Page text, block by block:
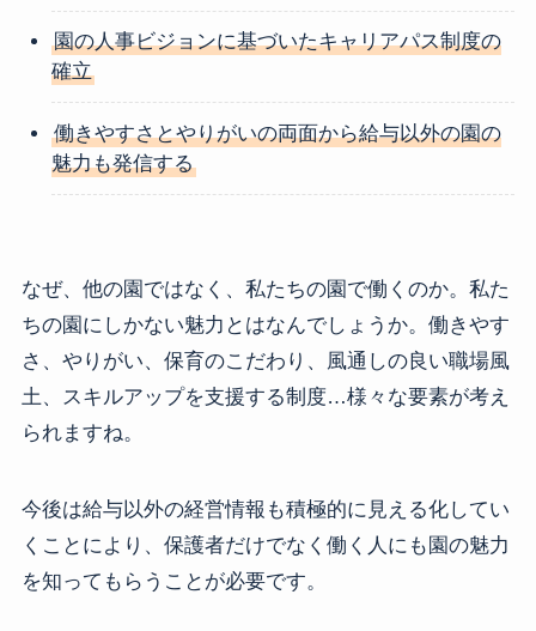
園の人事ビジョンに基づいたキャリアパス制度の
確立
働きやすさとやりがいの両面から給与以外の園の
魅力も発信する
なぜ、他の園ではなく、私たちの園で働くのか。私た
ちの園にしかない魅力とはなんでしょうか。働きやす
さ、やりがい、保育のこだわり、風通しの良い職場風
土、スキルアップを支援する制度…様々な要素が考え
られますね。
今後は給与以外の経営情報も積極的に見える化してい
くことにより、保護者だけでなく働く人にも園の魅力
を知ってもらうことが必要です。